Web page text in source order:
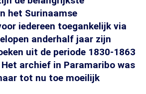
het Surinaamse
iedereen toegankelijk via
anderhalf jaar zijn
uit de periode 1830-1863
archief in Paramaribo was
tot nu toe moeilijk